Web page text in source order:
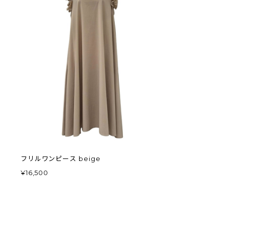
フリルワンピース beige
¥16,500